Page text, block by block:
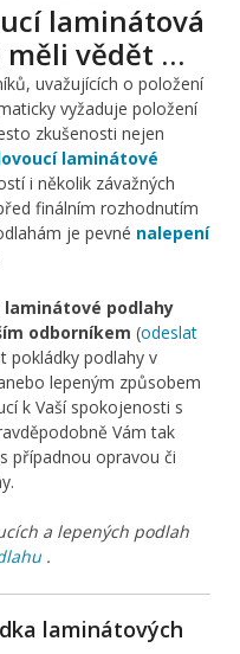
laminátová
měli vědět …
uvažujících o položení
vyžaduje položení
zkušenosti nejen
laminátové
i několik závažných
finálním rozhodnutím
je pevné nalepení
laminátové podlahy
odborníkem (odeslat
pokládky podlahy v
lepeným způsobem
k Vaší spokojenosti s
Vám tak
případnou opravou či
a lepených podlah
.
laminátových